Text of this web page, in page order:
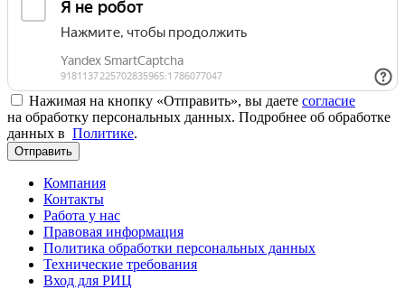
Нажимая на кнопку «Отправить», вы даете согласие
на обработку персональных данных. Подробнее об обработке
данных в Политике.
Отправить
Компания
Контакты
Работа у нас
Правовая информация
Политика обработки персональных данных
Технические требования
Вход для РИЦ